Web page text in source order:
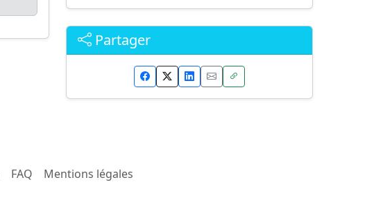
Partager
FAQ Mentions légales